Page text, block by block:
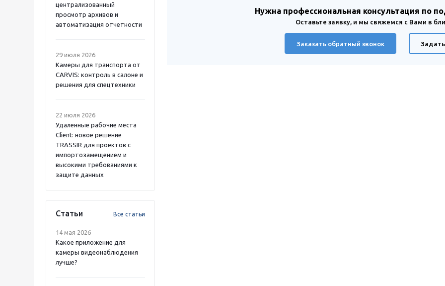
централизованный
просмотр архивов и
автоматизация отчетности
29 июля 2026
Камеры для транспорта от
CARVIS: контроль в салоне и
решения для спецтехники
22 июля 2026
Удаленные рабочие места
Client: новое решение
TRASSIR для проектов с
импортозамещением и
высокими требованиями к
защите данных
Статьи Все статьи
14 мая 2026
Какое приложение для
камеры видеонаблюдения
лучше?
Нужна профессиональная консультация по
Оставьте заявку, и мы свяжемся с Вами в
Заказать обратный звонок